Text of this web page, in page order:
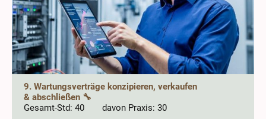
9. Wartungsverträge konzipieren, verkaufen
& abschließen 🔧
Gesamt-Std: 40 davon Praxis: 30